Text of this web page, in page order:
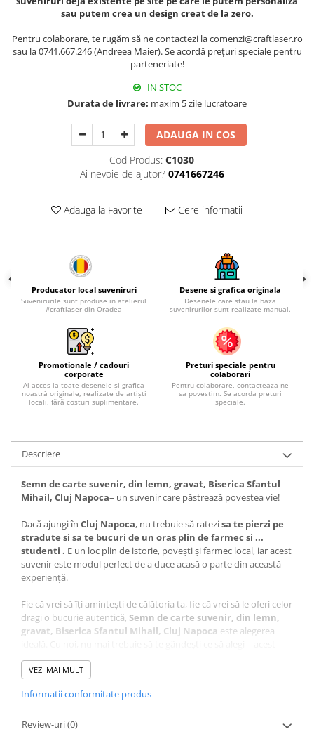
Palate si Curti Domnesti
Curtea Domneasca, Targoviste
Palatul Alexandru Ioan Cuza,
Palatul Culturii Iasi
Colectia Vintagesau putem crea un design creat de la zero.
Pentru colaborare, te rugăm să ne contactezi la comenzi@craftlaser.ro
sau la 0741.667.246 (Andreea Maier). Se acordă prețuri speciale pentru
parteneriate!
IN STOC
Durata de livrare: maxim 5 zile lucratoare
ADAUGA IN COS
Cod Produs: C1030
Ai nevoie de ajutor? 0741667246
Adauga la Favorite Cere informatii
Producator local suveniruri
Suvenirurile sunt produse in atelierul
#craftlaser din Oradea
Desene si grafica originala
Desenele care stau la baza
suvenirurilor sunt realizate manual.
Promotionale / cadouri
corporate
Ai acces la toate desenele și grafica
noastră originale, realizate de artiști
locali, fără costuri suplimentare.
Preturi speciale pentru
colaborari
Pentru colaborare, contacteaza-ne
sa povestim. Se acorda preturi
speciale.
Descriere
Semn de carte suvenir, din lemn, gravat, Biserica Sfantul
Mihail, Cluj Napoca– un suvenir care păstrează povestea vie!
Dacă ajungi în Cluj Napoca, nu trebuie să ratezisa te pierzi pe
stradute si sa te bucuri de un oras plin de farmec si ...
studenti . E un loc plin de istorie, povești și farmec local, iar acest
suvenir este modul perfect de a duce acasă o parte din această
experiență.
Fie că vrei să îți amintești de călătoria ta, fie că vrei să le oferi celor
dragi o bucurie autentică, Semn de carte suvenir, din lemn,
gravat, Biserica Sfantul Mihail, Cluj Napoca este alegerea
Design autentic: Realizat cu măiestrie în atelierul Craftlaser
din Oradea, fiecare produs este lucrat cu grijă pentru a păstra
autenticitatea locului.
VEZI MAI MULT
Informatii conformitate produs
Review-uri(0)